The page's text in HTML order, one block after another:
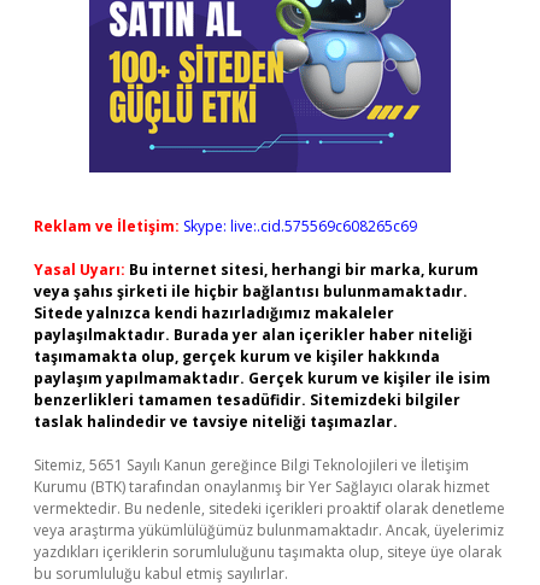
Reklam ve İletişim: Skype: live:.cid.575569c608265c69
Yasal Uyarı: Bu internet sitesi, herhangi bir marka, kurum
veya şahıs şirketi ile hiçbir bağlantısı bulunmamaktadır.
Sitede yalnızca kendi hazırladığımız makaleler
paylaşılmaktadır. Burada yer alan içerikler haber niteliği
taşımamakta olup, gerçek kurum ve kişiler hakkında
paylaşım yapılmamaktadır. Gerçek kurum ve kişiler ile isim
benzerlikleri tamamen tesadüfidir. Sitemizdeki bilgiler
taslak halindedir ve tavsiye niteliği taşımazlar.
Sitemiz, 5651 Sayılı Kanun gereğince Bilgi Teknolojileri ve İletişim
Kurumu (BTK) tarafından onaylanmış bir Yer Sağlayıcı olarak hizmet
vermektedir. Bu nedenle, sitedeki içerikleri proaktif olarak denetleme
veya araştırma yükümlülüğümüz bulunmamaktadır. Ancak, üyelerimiz
yazdıkları içeriklerin sorumluluğunu taşımakta olup, siteye üye olarak
bu sorumluluğu kabul etmiş sayılırlar.